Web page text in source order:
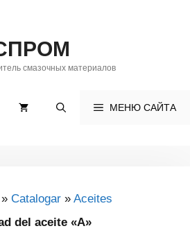
смазочных материалов
МЕНЮ САЙТА
Catalogar » Aceites
del aceite «A»